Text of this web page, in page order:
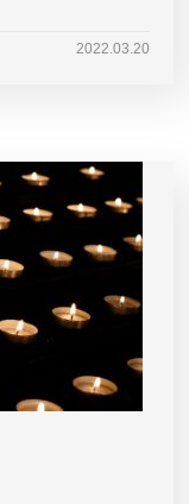
2022.03.20